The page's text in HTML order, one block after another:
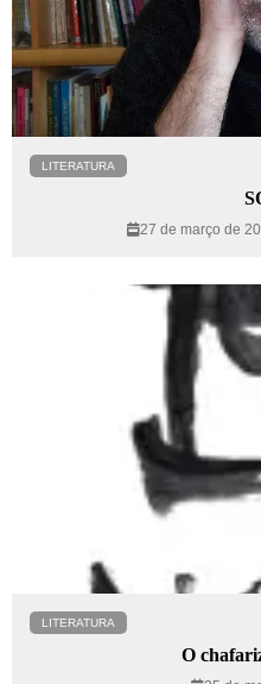
LITERATURA
27 de março de
LITERATURA
O